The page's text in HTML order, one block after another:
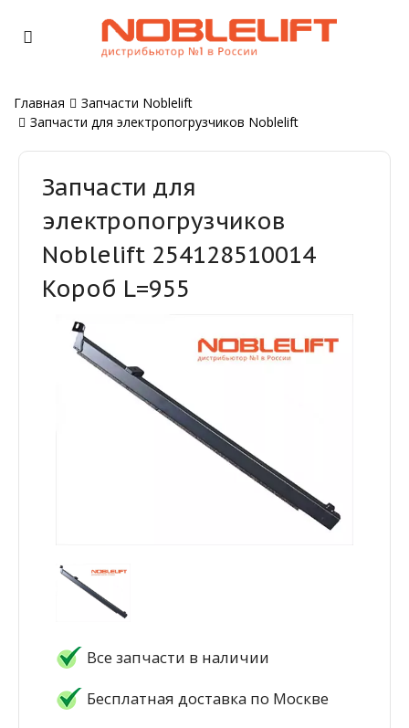
Главная
Запчасти Noblelift
Запчасти для электропогрузчиков Noblelift
Запчасти для
электропогрузчиков
Noblelift 254128510014
Короб L=955
Все запчасти в наличии
Бесплатная доставка по Москве